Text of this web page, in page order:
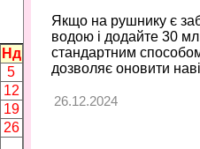
Нд
5
12
19
26
Якщо на рушнику є
водою і додайте 30 мл
стандартним
дозволяє оновити
26.12.2024